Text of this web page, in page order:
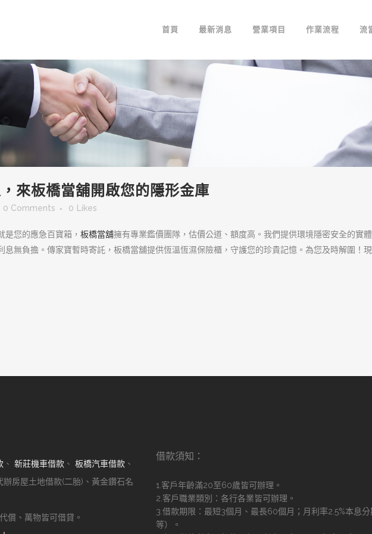
首頁 最新消息 營業項目 作業流程 流
來板橋當舖開啟您的隱形金庫
0 Comments 0 Likes
是您的應急百寶箱， 板橋當舖擁有專業鑑價團隊，估價公道、額度高。我們提供環境隱密安全的實
無負擔。傳家寶暫時寄託，板橋當舖提供恆溫恆濕保險櫃，守護您的珍貴記憶。為您及時解圍！
、 新莊機車借款 、 板橋汽車借款 、
辦房屋土地借款(二胎)、黃金鑽石名
償、萬物皆可借貸。
借款須知：
1.客戶年齡滿20至60歲皆可辦理。
2.客戶職業類別：各行各業皆可辦理。
3.借款期限：最短3個月、最長60個月；月利率2.5%本息
等）。